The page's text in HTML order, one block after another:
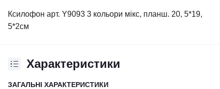
Ксилофон арт. Y9093 3 кольори мікс, планш. 20, 5*19,
5*2см
Характеристики
ЗАГАЛЬНІ ХАРАКТЕРИСТИКИ